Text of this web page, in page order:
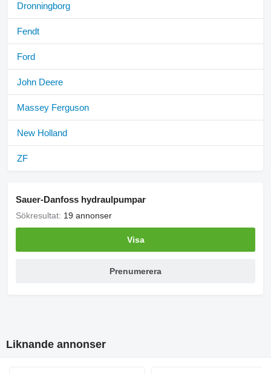
Dronningborg
Fendt
Ford
John Deere
Massey Ferguson
New Holland
ZF
Sauer-Danfoss hydraulpumpar
Sökresultat: 19 annonser
Visa
Prenumerera
Liknande annonser